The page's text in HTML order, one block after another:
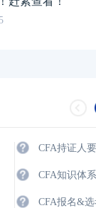
CFA持证人
CFA知识体
CFA报名&